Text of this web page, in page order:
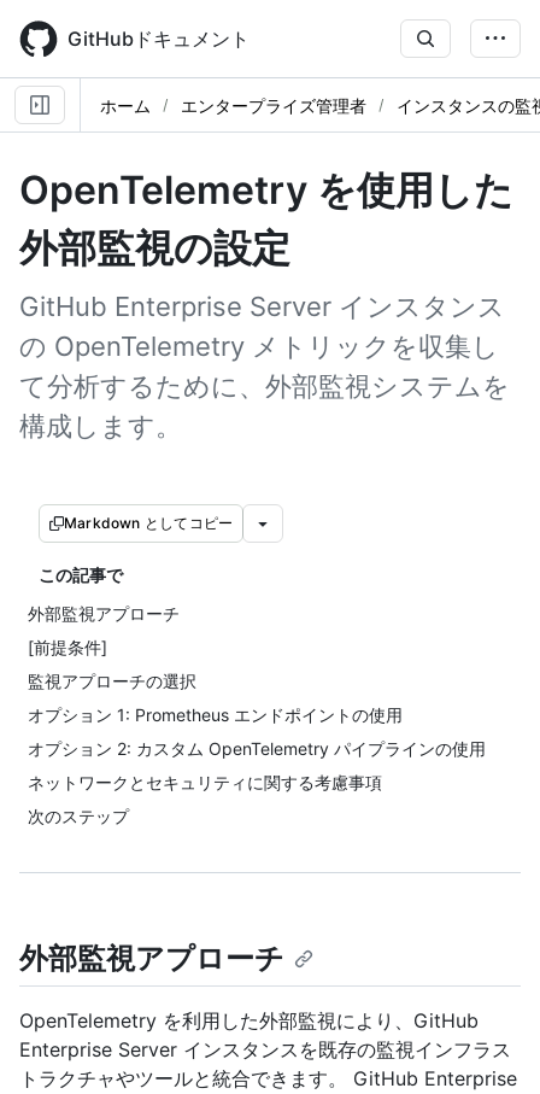
main
content
GitHubドキュメント
ホーム エンタープライズ管理者 インスタンスの監
OpenTelemetry を使用した
外部監視の設定
GitHub Enterprise Server インスタンス
の OpenTelemetry メトリックを収集し
て分析するために、外部監視システムを
構成します。
Markdown としてコピー
この記事で
外部監視アプローチ
[前提条件]
監視アプローチの選択
オプション 1: Prometheus エンドポイントの使用
オプション 2: カスタム OpenTelemetry パイプラインの使用
ネットワークとセキュリティに関する考慮事項
次のステップ
外部監視アプローチ
OpenTelemetry を利用した外部監視により、GitHub
Enterprise Server インスタンスを既存の監視インフラス
トラクチャやツールと統合できます。 GitHub Enterprise